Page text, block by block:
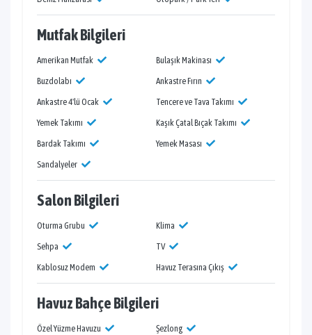
Mutfak Bilgileri
Amerikan Mutfak
Bulaşık Makinası
Buzdolabı
Ankastre Fırın
Ankastre 4'lü Ocak
Tencere ve Tava Takımı
Yemek Takımı
Kaşık Çatal Bıçak Takımı
Bardak Takımı
Yemek Masası
Sandalyeler
Salon Bilgileri
Oturma Grubu
Klima
Sehpa
TV
Kablosuz Modem
Havuz Terasına Çıkış
Havuz Bahçe Bilgileri
Özel Yüzme Havuzu
Şezlong